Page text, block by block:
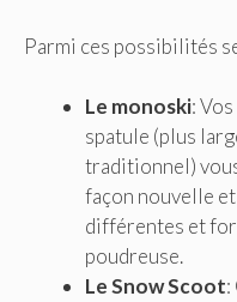
Parmi ces possibilités
Le monoski:
spatule (plus
traditionnel)
façon nouvelle
différentes et
poudreuse.
Le Snow Scoot: